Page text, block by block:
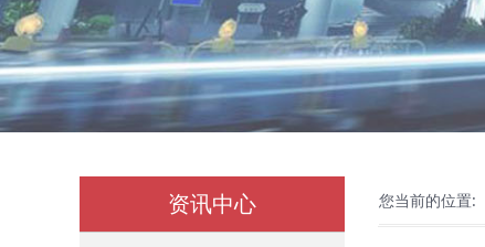
资讯中心 您当前的位置: